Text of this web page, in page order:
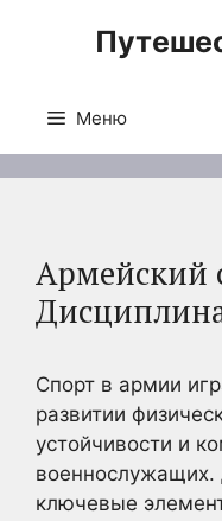
Меню
Армейский
Спорт в армии
развитии
устойчивости и
ключевые